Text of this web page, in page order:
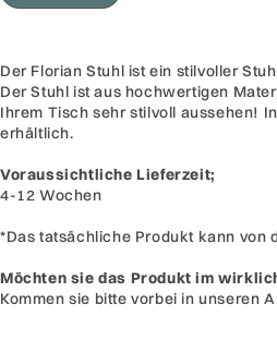
Der Florian Stuhl ist ein stilvoller
Der Stuhl ist aus hochwertigen
Ihrem Tisch sehr stilvoll aussehen!
erhältlich.
Voraussichtliche Lieferzeit;
4-12 Wochen
*Das tatsächliche Produkt kann von
Möchten sie das Produkt im
Kommen sie bitte vorbei in unseren